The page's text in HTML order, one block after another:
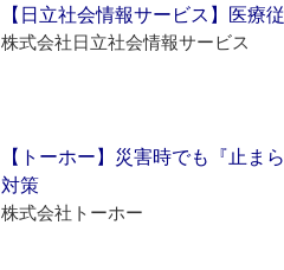
【日立社会情報サービス】医療
株式会社日立社会情報サービス
【トーホー】災害時でも『止
対策
株式会社トーホー